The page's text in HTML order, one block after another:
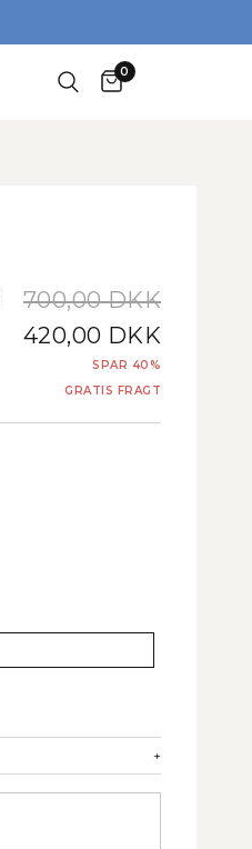
0
700,00 DKK
420,00 DKK
SPAR 40%
GRATIS FRAGT
+